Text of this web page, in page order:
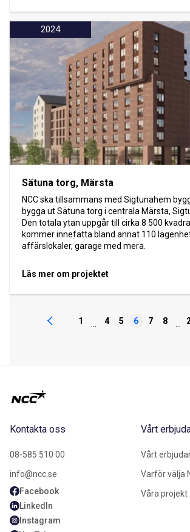
2024
Sätuna torg, Märsta
NCC ska tillsammans med Sigtunahem
bygga ut Sätuna torg i centrala Märsta,
Den totala ytan uppgår till cirka 8 500
kommer innefatta bland annat 110
affärslokaler, garage med mera.
Läs mer om projektet
1 ... 4 5 6 7 8 ...
Kontakta oss
08-585 510 00
info@ncc.se
Facebook
LinkedIn
Instagram
Vårt
Vårt
Varför välja
Våra projekt